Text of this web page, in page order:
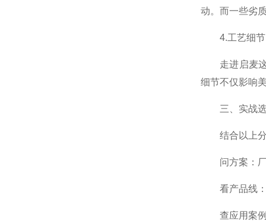
动。而一些劣
4.工艺细节
走进启麦这
细节不仅影响
三、实战选
结合以上分
问方案：厂
看产品线：
查应用案例